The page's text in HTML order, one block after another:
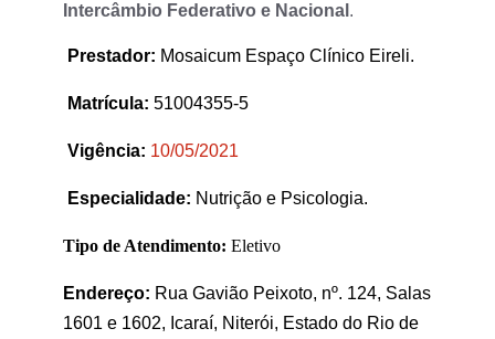
Intercâmbio Federativo e Nacional .
Prestador: Mosaicum Espaço Clínico Eireli.
Matrícula: 51004355-5
Vigência: 10/05/2021
Especialidade: Nutrição e Psicologia.
Tipo de Atendimento: Eletivo
Endereço: Rua Gavião Peixoto, nº. 124, Salas
1601 e 1602, Icaraí, Niterói, Estado do Rio de